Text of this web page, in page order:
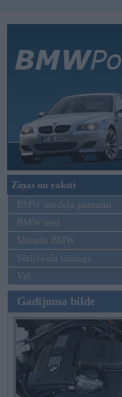
Ziņas un raksti
BMW modeļu jaunumi
BMW testi
Mēneša BMW
Sērijveida tūnings
Vel...
Gadījuma bilde